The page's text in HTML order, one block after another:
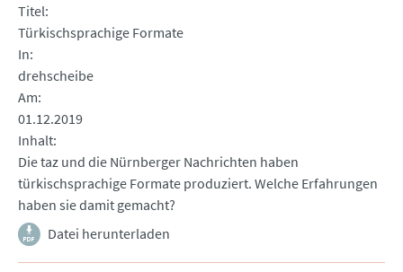
Titel
Türkischsprachige Formate
In
drehscheibe
Am
01.12.2019
Inhalt
Die taz und die Nürnberger Nachrichten haben
türkischsprachige Formate produziert. Welche Erfahrungen
haben sie damit gemacht?
Datei herunterladen